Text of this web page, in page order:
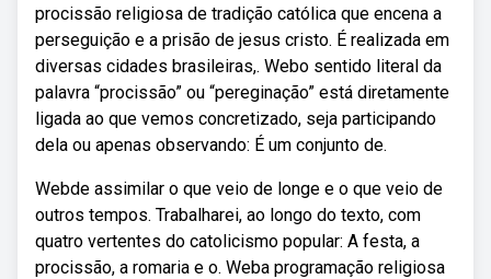
procissão religiosa de tradição católica que encena a
perseguição e a prisão de jesus cristo. É realizada em
diversas cidades brasileiras,. Webo sentido literal da
palavra “procissão” ou “pereginação” está diretamente
ligada ao que vemos concretizado, seja participando
dela ou apenas observando: É um conjunto de.
Webde assimilar o que veio de longe e o que veio de
outros tempos. Trabalharei, ao longo do texto, com
quatro vertentes do catolicismo popular: A festa, a
procissão, a romaria e o. Weba programação religiosa